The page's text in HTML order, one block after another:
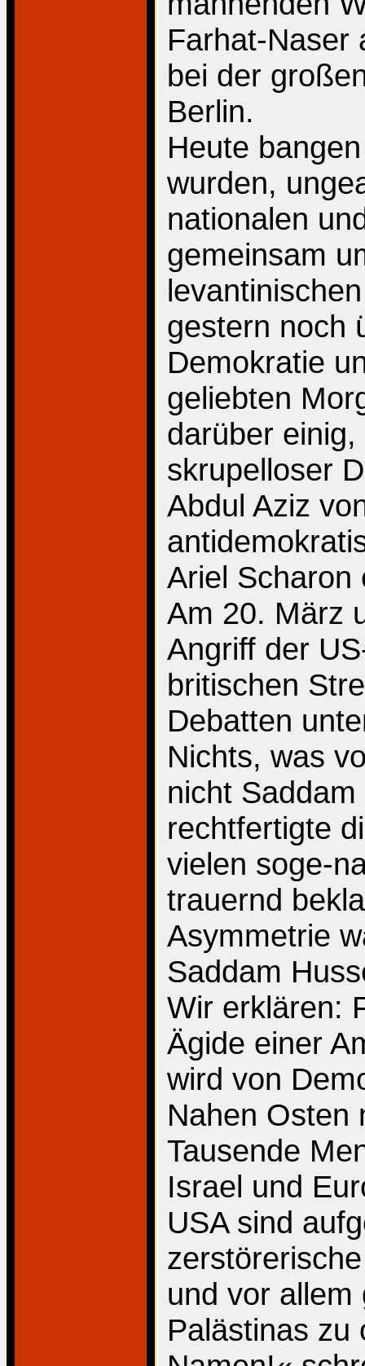
Farhat-Naser
bei der
Berlin.
Heute
wurden,
nationalen
gemeinsam
gestern noch
Demokratie
geliebten
darüber
skrupelloser
Abdul Aziz
Ariel Scharon
Am 20. März
Angriff der
britischen
Debatten
Nichts, was
nicht
rechtfertigte
vielen soge-
trauernd
Asymmetrie
Saddam
Wir erklären:
Ägide einer
wird von
Nahen Osten
Tausende
Israel und
USA sind
und vor allem
Palästinas zu